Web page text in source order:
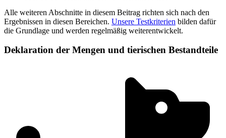
Alle weiteren Abschnitte in diesem Beitrag richten sich nach den
Ergebnissen in diesen Bereichen. Unsere Testkriterien bilden dafür
die Grundlage und werden regelmäßig weiterentwickelt.
Deklaration der Mengen und tierischen Bestandteile